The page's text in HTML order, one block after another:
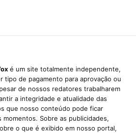
é um site totalmente independente,
tipo de pagamento para aprovação ou
de nossos redatores trabalharem
a integridade e atualidade das
que nosso conteúdo pode ficar
momentos. Sobre as publicidades,
o que é exibido em nosso portal,